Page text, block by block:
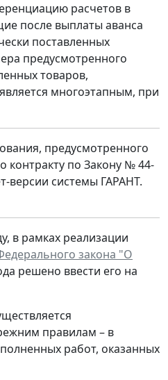
расчетов в
после выплаты аванса
поставленных
предусмотренного
товаров,
многоэтапным, при
предусмотренного
контракту по Закону № 44-
версии системы ГАРАНТ.
в рамках реализации
закона "О
решено ввести его на
правилам – в
работ, оказанных